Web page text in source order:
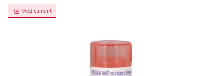
Médicament